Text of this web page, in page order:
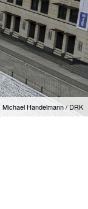
Michael Handelmann / DRK